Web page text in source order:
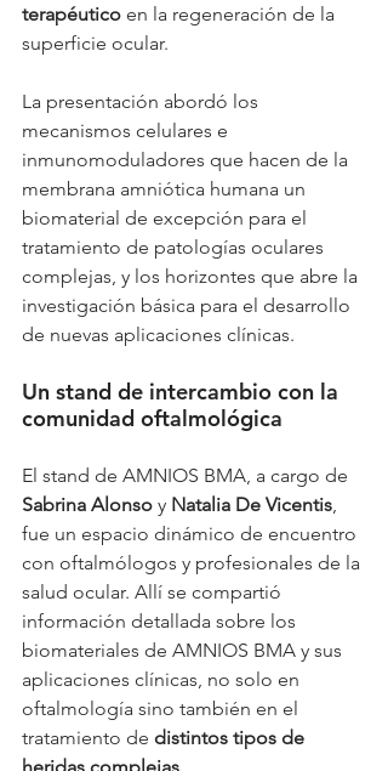
terapéutico en la regeneración de la
superficie ocular.
La presentación abordó los
mecanismos celulares e
inmunomoduladores que hacen de la
membrana amniótica humana un
biomaterial de excepción para el
tratamiento de patologías oculares
complejas, y los horizontes que abre la
investigación básica para el desarrollo
de nuevas aplicaciones clínicas.
Un stand de intercambio con la
comunidad oftalmológica
El stand de AMNIOS BMA, a cargo de
Sabrina Alonso y Natalia De Vicentis
fue un espacio dinámico de encuentro
con oftalmólogos y profesionales de la
salud ocular. Allí se compartió
información detallada sobre los
biomateriales de AMNIOS BMA y sus
aplicaciones clínicas, no solo en
oftalmología sino también en el
tratamiento de distintos tipos de
heridas complejas